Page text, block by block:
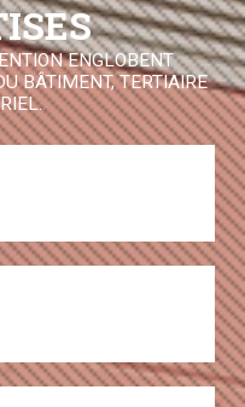
ENGLOBENT
BÂTIMENT, TERTIAIRE